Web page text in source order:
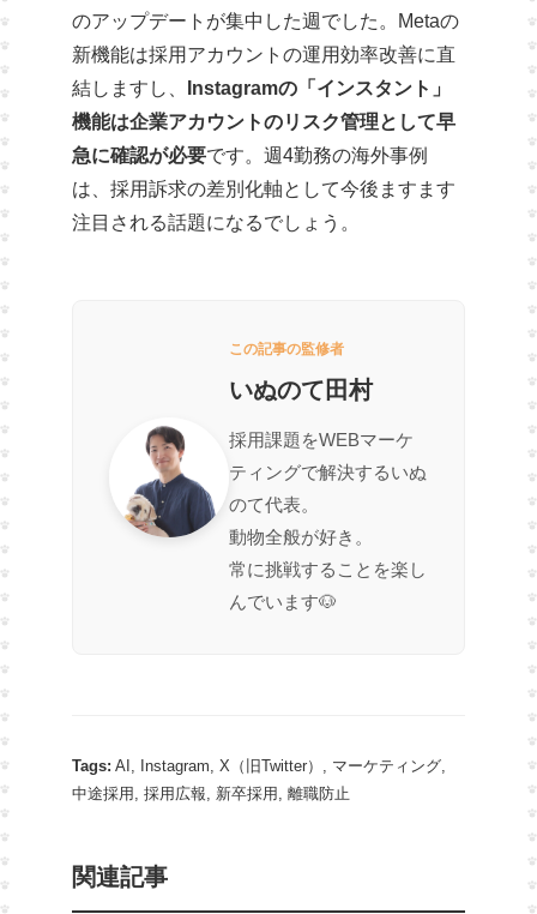
のアップデートが集中した週でした。Metaの
新機能は採用アカウントの運用効率改善に直
結しますし、
Instagramの「インスタント」
機能は企業アカウントのリスク管理として早
急に確認が必要です。週4勤務の海外事例
は、採用訴求の差別化軸として今後ますます
注目される話題になるでしょう。
この記事の監修者
いぬのて田村
採用課題をWEBマーケ
ティングで解決するいぬ
のて代表。
動物全般が好き。
常に挑戦することを楽し
んでいます🐶
Tags: AI Instagram X（旧Twitter） マーケティング
中途採用 採用広報 新卒採用 離職防止
関連記事